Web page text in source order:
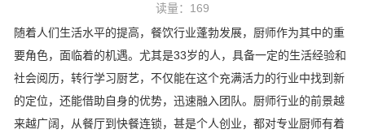
读量： 169
随着人们生活水平的提高，餐饮行业蓬勃发展，厨师作为其中的重
要角色，面临着的机遇。尤其是33岁的人，具备一定的生活经验和
社会阅历，转行学习厨艺，不仅能在这个充满活力的行业中找到新
的定位，还能借助自身的优势，迅速融入团队。厨师行业的前景越
来越广阔，从餐厅到快餐连锁，甚是个人创业，都对专业厨师有着